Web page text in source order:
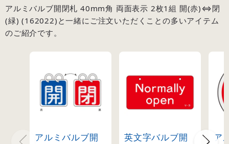
アルミバルブ開閉札 40mm角 両面表示 2枚1組 開(赤)⇔閉
(緑) (162022)と一緒にご注文いただくことの多いアイテム
のご紹介です。
アルミバルブ開
英文字バルブ開
ア